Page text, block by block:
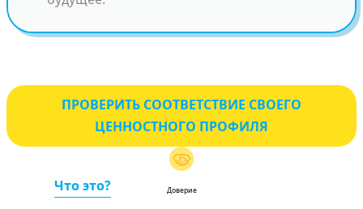
ПРОВЕРИТЬ СООТВЕТСТВИЕ СВОЕГО
ЦЕННОСТНОГО ПРОФИЛЯ
Что это? Доверие